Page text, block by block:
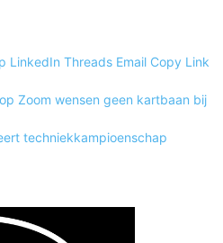
LinkedIn Threads Email Copy Link
Zoom wensen geen kartbaan bij
techniekkampioenschap